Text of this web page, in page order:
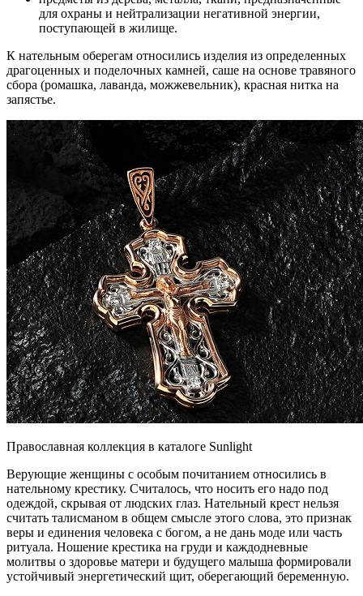
для охраны и нейтрализации негативной энергии,
поступающей в жилище.
К нательным оберегам относились изделия из определенных
драгоценных и поделочных камней, саше на основе травяного
сбора (ромашка, лаванда, можжевельник), красная нитка на
запястье.
Православная коллекция в каталоге Sunlight
Верующие женщины с особым почитанием относились в
нательному крестику. Считалось, что носить его надо под
одеждой, скрывая от людских глаз. Нательный крест нельзя
считать талисманом в общем смысле этого слова, это признак
веры и единения человека с богом, а не дань моде или часть
ритуала. Ношение крестика на груди и каждодневные
молитвы о здоровье матери и будущего малыша формировали
устойчивый энергетический щит, оберегающий беременную.